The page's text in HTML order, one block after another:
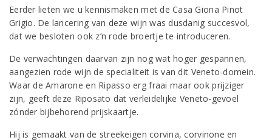
Eerder lieten we u kennismaken met de Casa Giona Pinot
Grigio. De lancering van deze wijn was dusdanig succesvol,
dat we besloten ook z’n rode broertje te introduceren.
De verwachtingen daarvan zijn nog wat hoger gespannen,
aangezien rode wijn de specialiteit is van dit Veneto-domein.
Waar de Amarone en Ripasso erg fraai maar ook prijziger
zijn, geeft deze Riposato dat verleidelijke Veneto-gevoel
zónder bijbehorend prijskaartje.
Hij is gemaakt van de streekeigen corvina, corvinone en